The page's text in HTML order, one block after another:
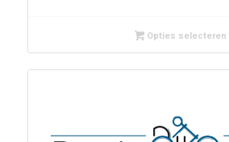
Opties selecteren